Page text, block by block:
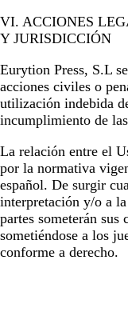
VI. ACCIONES
Y JURISDICCIÓN
Eurytion Press, S.L
acciones civiles o
utilización indebida
incumplimiento de
La relación entre el
por la normativa
español. De surgir
interpretación y/o a
partes someterán
sometiéndose a los
conforme a derecho.